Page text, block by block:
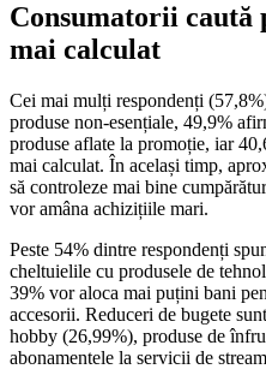
Consumatorii
mai calculat
Cei mai mulți respondenți
produse non-esențiale, 49,9%
produse aflate la promoție, iar
mai calculat. În același timp,
să controleze mai bine
vor amâna achizițiile mari.
Peste 54% dintre respondenți
cheltuielile cu produsele de
39% vor aloca mai puțini bani
accesorii. Reduceri de bugete
hobby (26,99%), produse de
abonamentele la servicii de